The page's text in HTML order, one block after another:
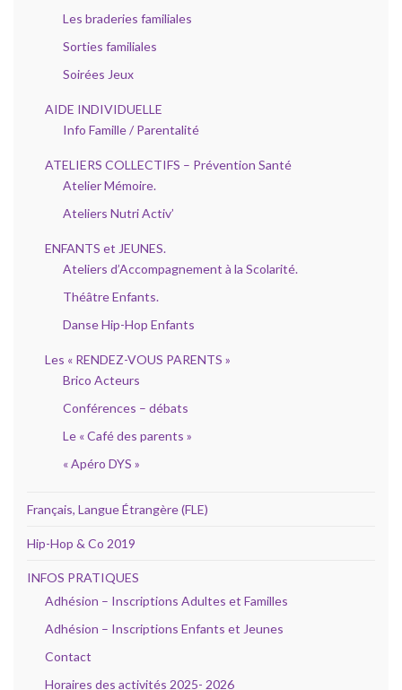
Les braderies familiales
Sorties familiales
Soirées Jeux
AIDE INDIVIDUELLE
Info Famille / Parentalité
ATELIERS COLLECTIFS – Prévention Santé
Atelier Mémoire.
Ateliers Nutri Activ’
ENFANTS et JEUNES.
Ateliers d’Accompagnement à la Scolarité.
Théâtre Enfants.
Danse Hip-Hop Enfants
Les « RENDEZ-VOUS PARENTS »
Brico Acteurs
Conférences – débats
Le « Café des parents »
« Apéro DYS »
Français, Langue Étrangère (FLE)
Hip-Hop & Co 2019
INFOS PRATIQUES
Adhésion – Inscriptions Adultes et Familles
Adhésion – Inscriptions Enfants et Jeunes
Contact
Horaires des activités 2025- 2026